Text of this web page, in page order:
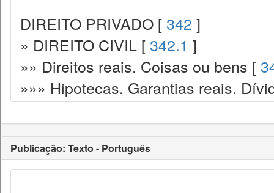
DIREITO PRIVADO [ 342 ]
» DIREITO CIVIL [ 342.1 ]
»» Direitos reais. Coisas ou bens [
»»» Hipotecas. Garantias reais.
Publicação: Texto - Português